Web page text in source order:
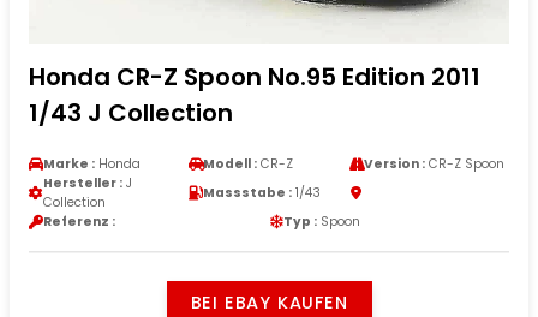
Honda CR-Z Spoon No.95 Edition 2011
1/43 J Collection
Marke : Honda Modell : CR-Z Version :CR-Z Spoon
Hersteller : J
Collection
Massstabe : 1/43
Referenz :
Typ : Spoon
BEI EBAY KAUFEN